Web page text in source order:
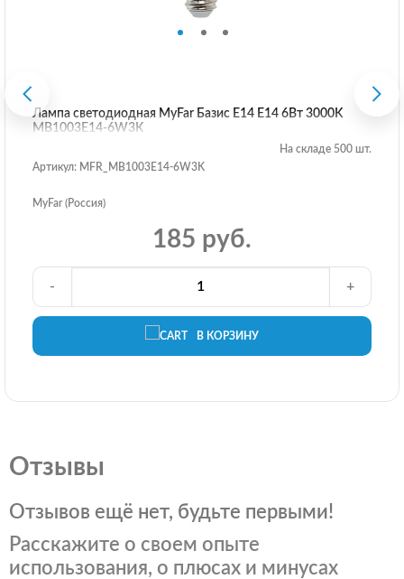
Лампа светодиодная MyFar Базис E14 E14 6Вт 3000K
MB1003E14-6W3K
На складе 500 шт.
Артикул: MFR_MB1003E14-6W3K
MyFar (Россия)
185 руб.
В КОРЗИНУ
- +
Отзывы
Отзывов ещё нет, будьте первыми!
Расскажите о своем опыте
использования, о плюсах и минусах